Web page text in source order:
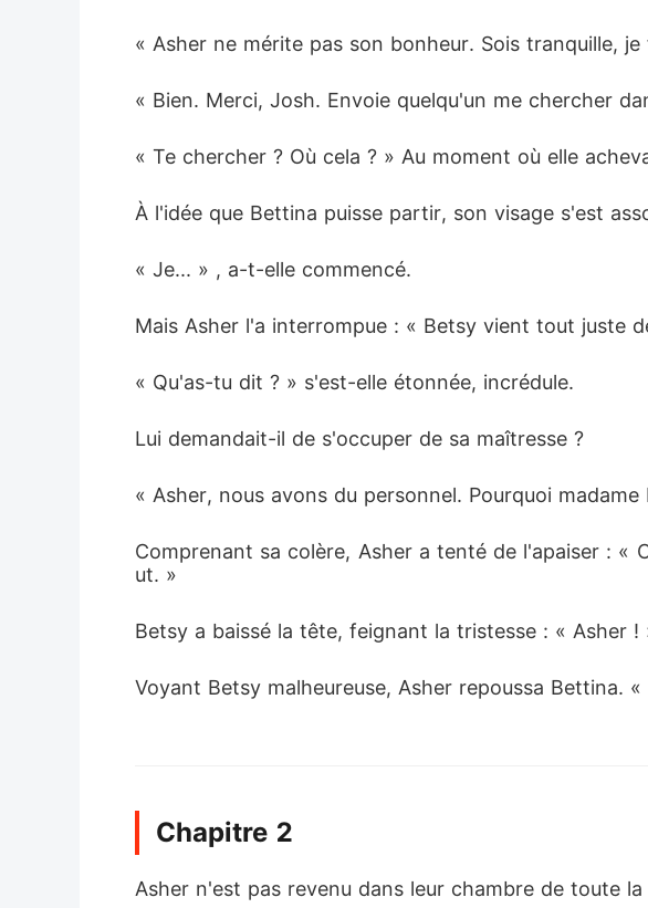
« Asher ne mérite pas son bonheur. Sois tranquille,
« Bien. Merci, Josh. Envoie quelqu'un me chercher
« Te chercher ? Où cela ? » Au moment où elle
À l'idée que Bettina puisse partir, son visage s'est
« Je... » , a-t-elle commencé.
Mais Asher l'a interrompue : « Betsy vient tout juste
« Qu'as-tu dit ? » s'est-elle étonnée, incrédule.
Lui demandait-il de s'occuper de sa maîtresse ?
« Asher, nous avons du personnel. Pourquoi
Comprenant sa colère, Asher a tenté de l'apaiser :
ut. »
Betsy a baissé la tête, feignant la tristesse : « Asher !
Voyant Betsy malheureuse, Asher repoussa Bettina.
Chapitre 2
Asher n'est pas revenu dans leur chambre de toute